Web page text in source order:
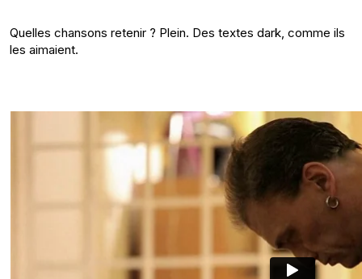
Quelles chansons retenir ? Plein. Des textes dark, comme ils
les aimaient.